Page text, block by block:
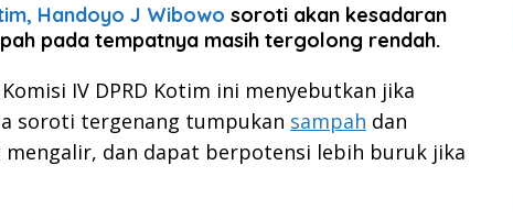
Handoyo J Wibowo soroti akan kesadaran
pada tempatnya masih tergolong rendah.
IV DPRD Kotim ini menyebutkan jika
soroti tergenang tumpukan sampah dan
mengalir, dan dapat berpotensi lebih buruk jika